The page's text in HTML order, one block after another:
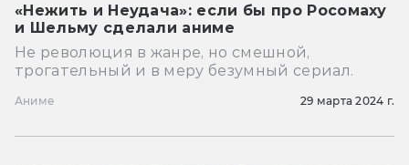
«Нежить и Неудача»: если бы про Росомаху
и Шельму сделали аниме
Не революция в жанре, но смешной,
трогательный и в меру безумный сериал.
Аниме 29 марта 2024 г.